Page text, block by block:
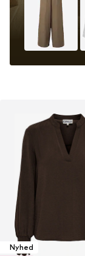
Nyhed